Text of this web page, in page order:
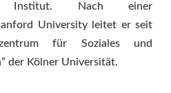
Institut. Nach einer
University leitet er seit
für Soziales und
der Kölner Universität.